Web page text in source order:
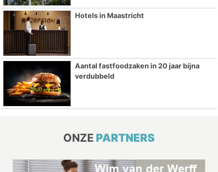
Hotels in Maastricht
Aantal fastfoodzaken in 20 jaar bijna
verdubbeld
ONZE PARTNERS